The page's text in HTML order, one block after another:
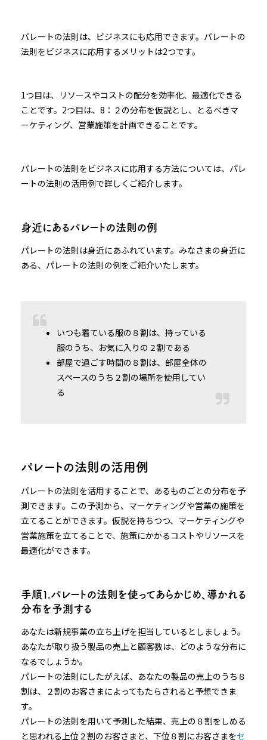
パレートの法則は、ビジネスにも応用できます。パレートの
法則をビジネスに応用するメリットは2つです。
1つ目は、リソースやコストの配分を効率化、最適化できる
ことです。2つ目は、8：２の分布を仮説とし、とるべきマ
ーケティング、営業施策を計画できることです。
パレートの法則をビジネスに応用する方法については、パレ
ートの法則の活用例で詳しくご紹介します。
身近にあるパレートの法則の例
パレートの法則は身近にあふれています。みなさまの身近に
ある、パレートの法則の例をご紹介いたします。
いつも着ている服の８割は、持っている
服のうち、お気に入りの２割である
部屋で過ごす時間の８割は、部屋全体の
スペースのうち２割の場所を使用してい
る
パレートの法則の活用例
パレートの法則を活用することで、あるものごとの分布を予
測できます。この予測から、マーケティングや営業の施策を
立てることができます。仮説を持ちつつ、マーケティングや
営業施策を立てることで、施策にかかるコストやリソースを
最適化ができます。
手順１.パレートの法則を使ってあらかじめ、導かれる
分布を予測する
あなたは新規事業の立ち上げを担当しているとしましょう。
あなたが取り扱う製品の売上と顧客数は、どのような分布に
なるでしょうか。
パレートの法則にしたがえば、あなたの製品の売上のうち８
割は、２割のお客さまによってもたらされると予想できま
す。
パレートの法則を用いて予測した結果、売上の８割をしめる
と思われる上位２割のお客さまと、下位８割にお客さまをセ